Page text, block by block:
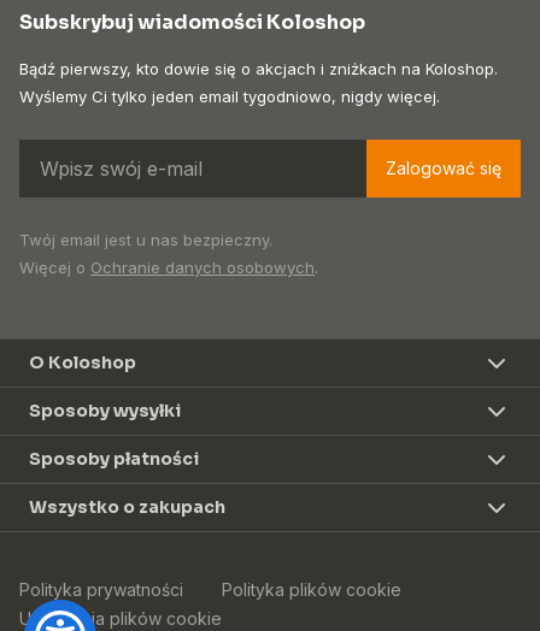
Subskrybuj wiadomości Koloshop
Bądź pierwszy, kto dowie się o akcjach i zniżkach na Koloshop.
Wyślemy Ci tylko jeden email tygodniowo, nigdy więcej.
Zalogować się
Twój email jest u nas bezpieczny.
Więcej o Ochranie danych osobowych.
O Koloshop
Sposoby wysyłki
Sposoby płatności
Wszystko o zakupach
Polityka prywatności
Polityka plików cookie
Ustawienia plików cookie